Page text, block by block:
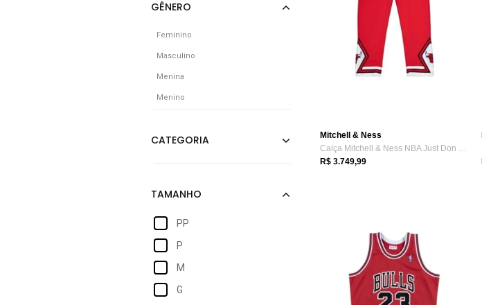
Feminino
Masculino
Menina
Menino
PP
P
M
G
Mitchell & Ness
Calça Mitchell & Ness NBA Just Don X Mn ...
R$ 3.749,99